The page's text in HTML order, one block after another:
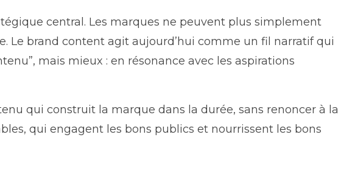
central. Les marques ne peuvent plus simplement
Le brand content agit aujourd’hui comme un fil narratif qui
mais mieux : en résonance avec les aspirations
qui construit la marque dans la durée, sans renoncer à la
qui engagent les bons publics et nourrissent les bons